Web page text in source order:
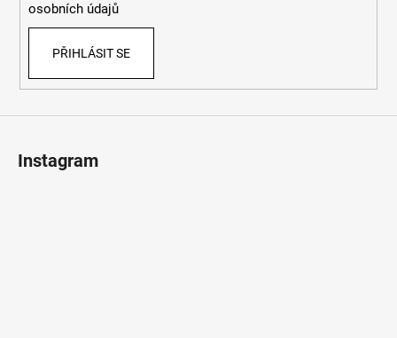
u
osobních údajů
PŘIHLÁSIT SE
Instagram